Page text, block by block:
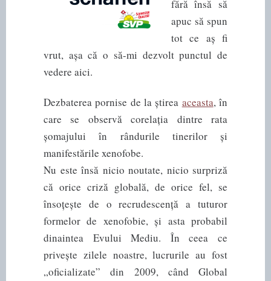
fără însă să
apuc să spun
tot ce aș fi
vrut, așa că o să-mi dezvolt punctul de
vedere aici.
Dezbaterea pornise de la știrea aceasta, în
care se observă corelația dintre rata
șomajului în rândurile tinerilor și
manifestările xenofobe.
Nu este însă nicio noutate, nicio surpriză
că orice criză globală, de orice fel, se
însoțește de o recrudescență a tuturor
formelor de xenofobie, și asta probabil
dinaintea Evului Mediu. În ceea ce
privește zilele noastre, lucrurile au fost
„oficializate” din 2009, când Global